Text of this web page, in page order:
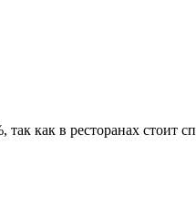
как в ресторанах